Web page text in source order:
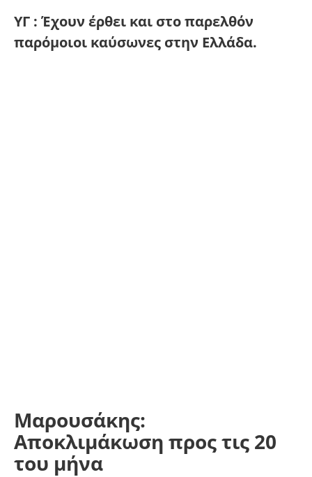
ΥΓ : Έχουν έρθει και στο παρελθόν
παρόμοιοι καύσωνες στην Ελλάδα.
Μαρουσάκης:
Αποκλιμάκωση προς τις 20
του μήνα